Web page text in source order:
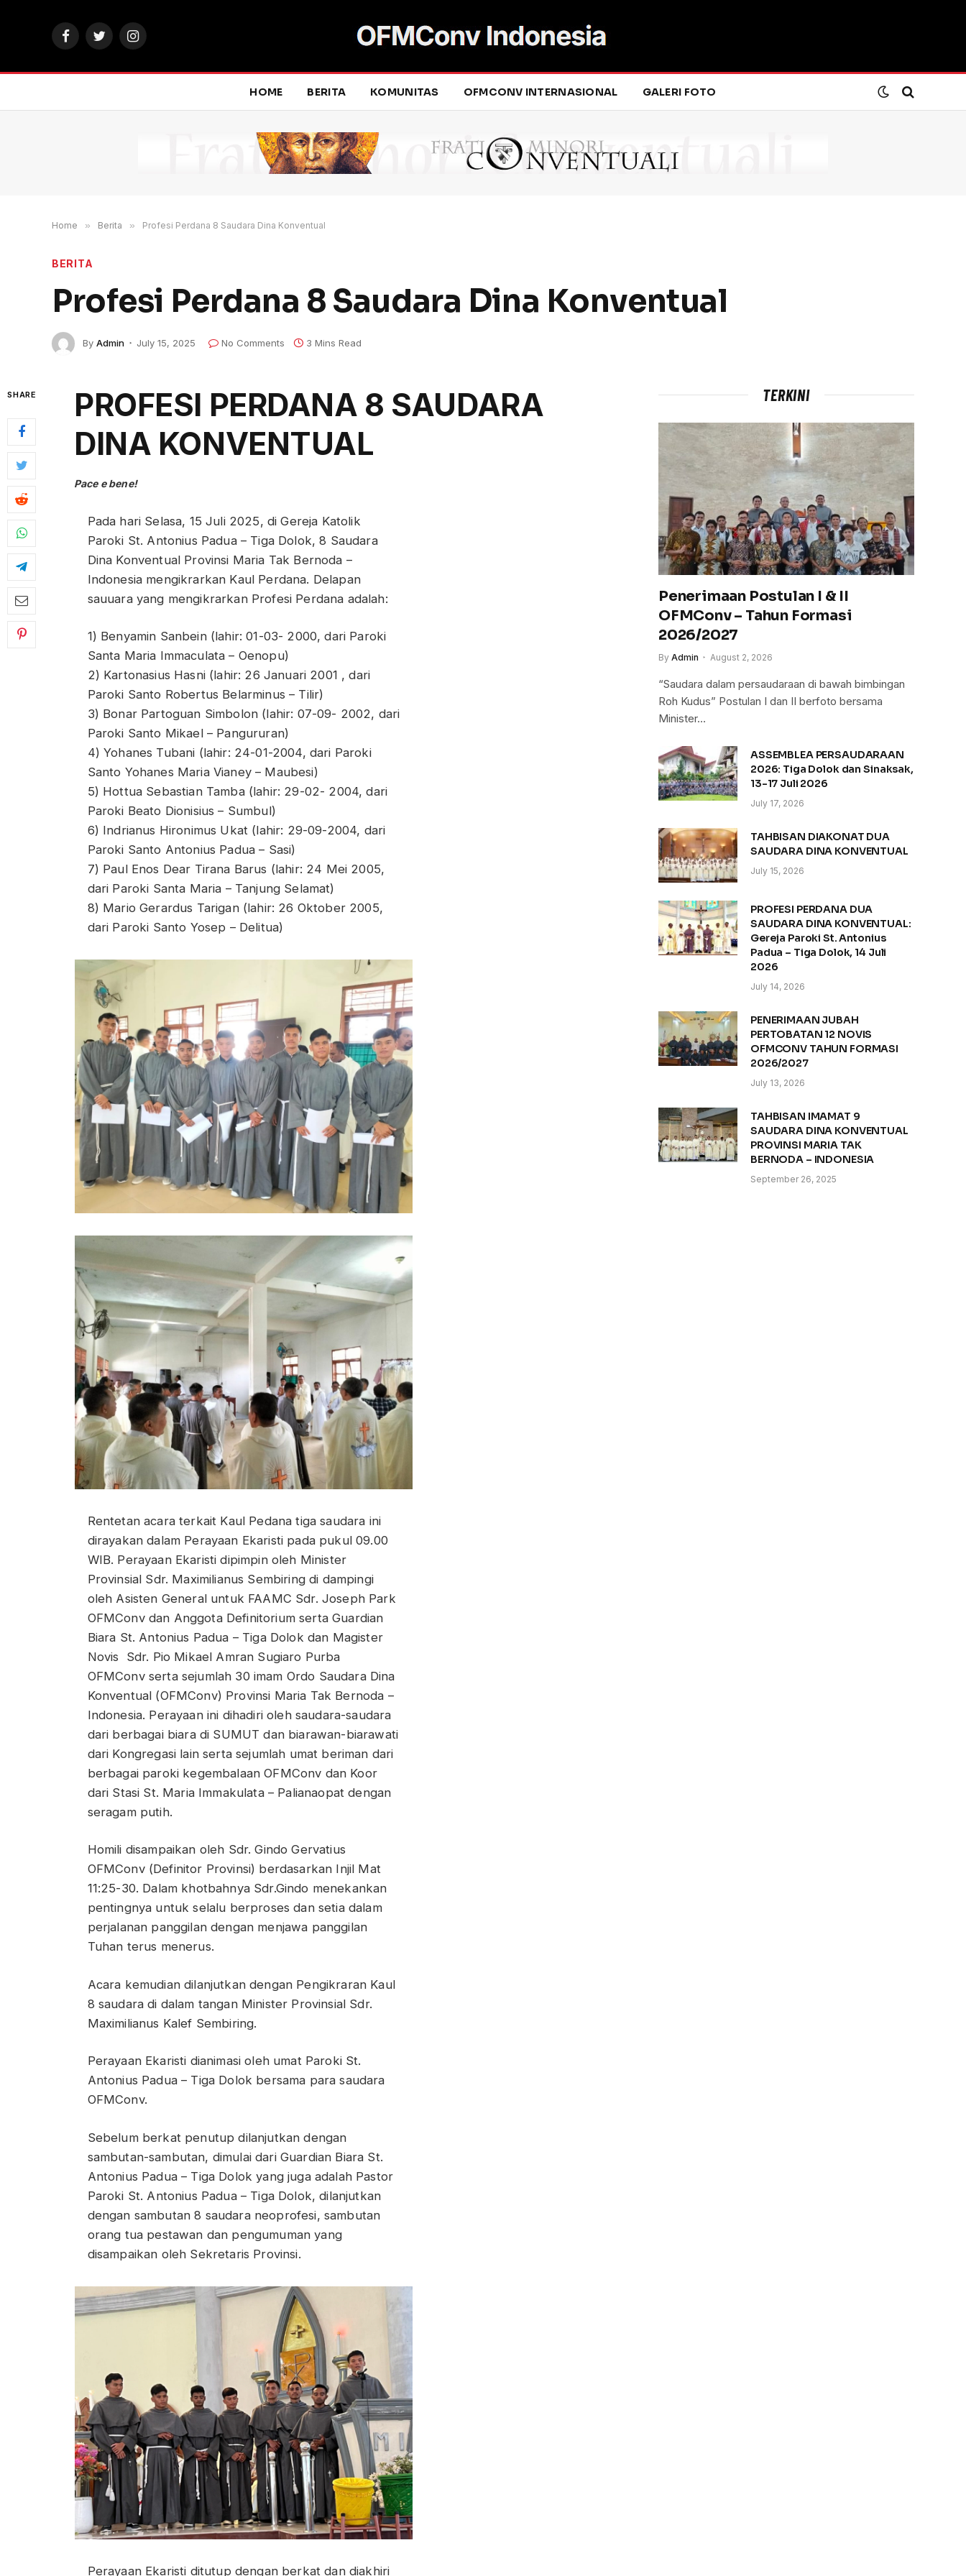
FacebookTwitterInstagram
HOME BERITA KOMUNITAS OFMCONV INTERNASIONAL GALERI FOTO
Home » Berita » Profesi Perdana 8 Saudara Dina Konventual
BERITA
Profesi Perdana 8 Saudara Dina Konventual
By Admin July 15, 2025 No Comments 3 Mins Read
SHARE
PROFESI PERDANA 8 SAUDARA
DINA KONVENTUAL
Pace e bene!
Pada hari Selasa, 15 Juli 2025, di Gereja Katolik
Paroki St. Antonius Padua – Tiga Dolok, 8 Saudara
Dina Konventual Provinsi Maria Tak Bernoda –
Indonesia mengikrarkan Kaul Perdana. Delapan
sauuara yang mengikrarkan Profesi Perdana adalah:
1) Benyamin Sanbein (lahir: 01-03- 2000, dari Paroki
Santa Maria Immaculata – Oenopu)
2) Kartonasius Hasni (lahir: 26 Januari 2001 , dari
Paroki Santo Robertus Belarminus – Tilir)
3) Bonar Partoguan Simbolon (lahir: 07-09- 2002, dari
Paroki Santo Mikael – Pangururan)
4) Yohanes Tubani (lahir: 24-01-2004, dari Paroki
Santo Yohanes Maria Vianey – Maubesi)
5) Hottua Sebastian Tamba (lahir: 29-02- 2004, dari
Paroki Beato Dionisius – Sumbul)
6) Indrianus Hironimus Ukat (lahir: 29-09-2004, dari
Paroki Santo Antonius Padua – Sasi)
7) Paul Enos Dear Tirana Barus (lahir: 24 Mei 2005,
dari Paroki Santa Maria – Tanjung Selamat)
8) Mario Gerardus Tarigan (lahir: 26 Oktober 2005,
dari Paroki Santo Yosep – Delitua)
Rentetan acara terkait Kaul Pedana tiga saudara ini
dirayakan dalam Perayaan Ekaristi pada pukul 09.00
WIB. Perayaan Ekaristi dipimpin oleh Minister
Provinsial Sdr. Maximilianus Sembiring di dampingi
oleh Asisten General untuk FAAMC Sdr. Joseph Park
OFMConv dan Anggota Definitorium serta Guardian
Biara St. Antonius Padua – Tiga Dolok dan Magister
Novis Sdr. Pio Mikael Amran Sugiaro Purba
OFMConv serta sejumlah 30 imam Ordo Saudara Dina
Konventual (OFMConv) Provinsi Maria Tak Bernoda –
Indonesia. Perayaan ini dihadiri oleh saudara-saudara
dari berbagai biara di SUMUT dan biarawan-biarawati
dari Kongregasi lain serta sejumlah umat beriman dari
berbagai paroki kegembalaan OFMConv dan Koor
dari Stasi St. Maria Immakulata – Palianaopat dengan
seragam putih.
Homili disampaikan oleh Sdr. Gindo Gervatius
OFMConv (Definitor Provinsi) berdasarkan Injil Mat
11:25-30. Dalam khotbahnya Sdr.Gindo menekankan
pentingnya untuk selalu berproses dan setia dalam
perjalanan panggilan dengan menjawa panggilan
Tuhan terus menerus.
Acara kemudian dilanjutkan dengan Pengikraran Kaul
8 saudara di dalam tangan Minister Provinsial Sdr.
Maximilianus Kalef Sembiring.
Perayaan Ekaristi dianimasi oleh umat Paroki St.
Antonius Padua – Tiga Dolok bersama para saudara
OFMConv.
Sebelum berkat penutup dilanjutkan dengan
sambutan-sambutan, dimulai dari Guardian Biara St.
Antonius Padua – Tiga Dolok yang juga adalah Pastor
Paroki St. Antonius Padua – Tiga Dolok, dilanjutkan
dengan sambutan 8 saudara neoprofesi, sambutan
orang tua pestawan dan pengumuman yang
disampaikan oleh Sekretaris Provinsi.
Perayaan Ekaristi ditutup dengan berkat dan diakhiri
TERKINI
Penerimaan Postulan I & II
OFMConv – Tahun Formasi
2026/2027
By Admin August 2, 2026
“Saudara dalam persaudaraan di bawah bimbingan
Roh Kudus” Postulan I dan II berfoto bersama
Minister…
ASSEMBLEA PERSAUDARAAN
2026: Tiga Dolok dan Sinaksak,
13-17 Juli 2026
July 17, 2026
TAHBISAN DIAKONAT DUA
SAUDARA DINA KONVENTUAL
July 15, 2026
PROFESI PERDANA DUA
SAUDARA DINA KONVENTUAL:
Gereja Paroki St. Antonius
Padua – Tiga Dolok, 14 Juli
2026
July 14, 2026
PENERIMAAN JUBAH
PERTOBATAN 12 NOVIS
OFMCONV TAHUN FORMASI
2026/2027
July 13, 2026
TAHBISAN IMAMAT 9
SAUDARA DINA KONVENTUAL
PROVINSI MARIA TAK
BERNODA – INDONESIA
September 26, 2025